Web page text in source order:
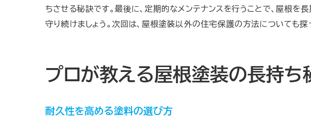
点検後の補修
ちさせる秘訣です。最後に、定期的なメンテナンスを行うことで、屋根を
守り続けましょう。次回は、屋根塗装以外の住宅保護の方法についても探
プロが教える屋根塗装の長持ち
耐久性を高める塗料の選び方